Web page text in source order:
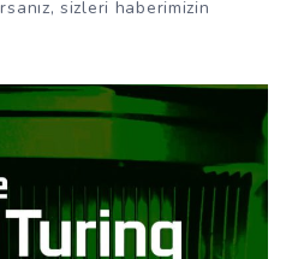
sizleri haberimizin